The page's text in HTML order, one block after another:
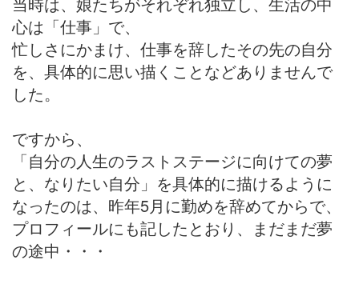
心は「仕事」で、
忙しさにかまけ、仕事を辞したその先の自分
を、具体的に思い描くことなどありませんで
した。
ですから、
「自分の人生のラストステージに向けての夢
と、なりたい自分」を具体的に描けるように
なったのは、昨年5月に勤めを辞めてからで、
プロフィールにも記したとおり、まだまだ夢
の途中・・・